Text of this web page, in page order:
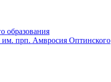
образования
им. прп. Амвросия Оптинского